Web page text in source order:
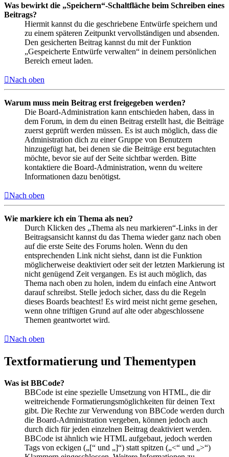
Was bewirkt die „Speichern“-Schaltfläche beim Schreiben eines
Beitrags?
Hiermit kannst du die geschriebene Entwürfe speichern und
zu einem späteren Zeitpunkt vervollständigen und absenden.
Den gesicherten Beitrag kannst du mit der Funktion
„Gespeicherte Entwürfe verwalten“ in deinem persönlichen
Bereich erneut laden.
Nach oben
Warum muss mein Beitrag erst freigegeben werden?
Die Board-Administration kann entschieden haben, dass in
dem Forum, in dem du einen Beitrag erstellt hast, die Beiträge
zuerst geprüft werden müssen. Es ist auch möglich, dass die
Administration dich zu einer Gruppe von Benutzern
hinzugefügt hat, bei denen sie die Beiträge erst begutachten
möchte, bevor sie auf der Seite sichtbar werden. Bitte
kontaktiere die Board-Administration, wenn du weitere
Informationen dazu benötigst.
Nach oben
Wie markiere ich ein Thema als neu?
Durch Klicken des „Thema als neu markieren“-Links in der
Beitragsansicht kannst du das Thema wieder ganz nach oben
auf die erste Seite des Forums holen. Wenn du den
entsprechenden Link nicht siehst, dann ist die Funktion
möglicherweise deaktiviert oder seit der letzten Markierung ist
nicht genügend Zeit vergangen. Es ist auch möglich, das
Thema nach oben zu holen, indem du einfach eine Antwort
darauf schreibst. Stelle jedoch sicher, dass du die Regeln
dieses Boards beachtest! Es wird meist nicht gerne gesehen,
wenn ohne triftigen Grund auf alte oder abgeschlossene
Themen geantwortet wird.
Nach oben
Textformatierung und Thementypen
Was ist BBCode?
BBCode ist eine spezielle Umsetzung von HTML, die dir
weitreichende Formatierungsmöglichkeiten für deinen Text
gibt. Die Rechte zur Verwendung von BBCode werden durch
die Board-Administration vergeben, können jedoch auch
durch dich für jeden einzelnen Beitrag deaktiviert werden.
BBCode ist ähnlich wie HTML aufgebaut, jedoch werden
Tags von eckigen („[“ und „]“) statt spitzen („<“ und „>“)